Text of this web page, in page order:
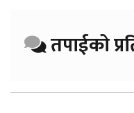
तपाईको